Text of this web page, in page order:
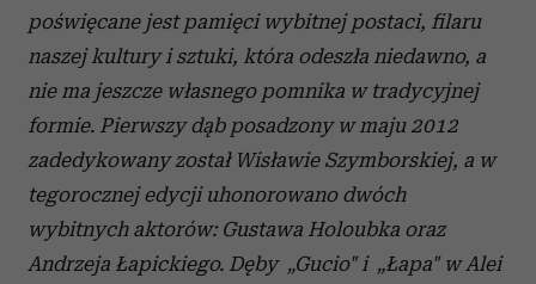
poświęcane jest pamięci wybitnej postaci, filaru
naszej kultury i sztuki, która odeszła niedawno, a
nie ma jeszcze własnego pomnika w tradycyjnej
formie. Pierwszy dąb posadzony w maju 2012
zadedykowany został Wisławie Szymborskiej, a w
tegorocznej edycji uhonorowano dwóch
wybitnych aktorów: Gustawa Holoubka oraz
Andrzeja Łapickiego. Dęby „Gucio" i „Łapa" w Alei